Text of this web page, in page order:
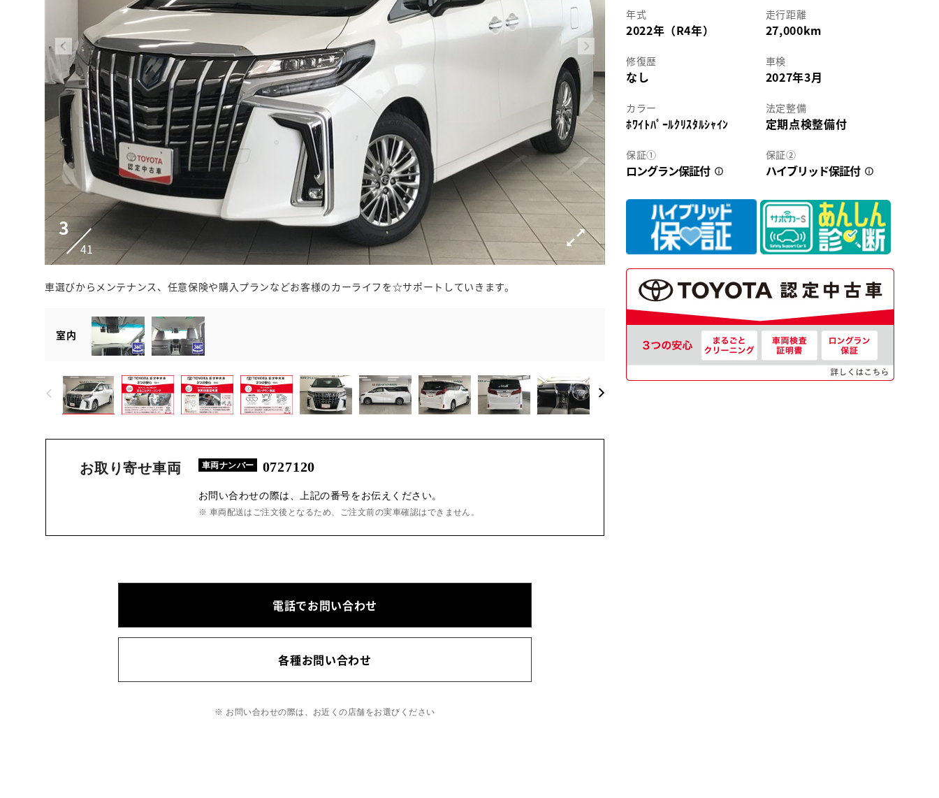
3
41
車選びからメンテナンス、任意保険や購入プランなどお客様のカーライフを☆サポートしていきます。 お車の査定、買取もお気軽にご連絡ください☆
室内
お取り寄せ車両 車両ナンバー 0727120
お問い合わせの際は、上記の番号をお伝えください。
※ 車両配送はご注文後となるため、ご注文前の実車確認はできません。
電話でお問い合わせ
各種お問い合わせ
※ お問い合わせの際は、お近くの店舗をお選びください
年式
2022年（R4年）
走行距離
27,000km
修復歴
なし
車検
2027年3月
カラー
ﾎﾜｲﾄﾊﾟｰﾙｸﾘｽﾀﾙｼｬｲﾝ
法定整備
定期点検整備付
保証①
ロングラン保証付
保証②
ハイブリッド保証付